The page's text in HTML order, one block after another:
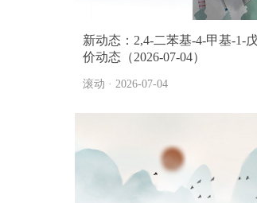
新动态：2,4-二苯基-4-甲基-1-
价动态（2026-07-04）
滚动 · 2026-07-04